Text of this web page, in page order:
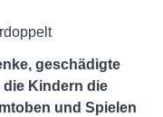
geschädigte
die Kindern die
und Spielen